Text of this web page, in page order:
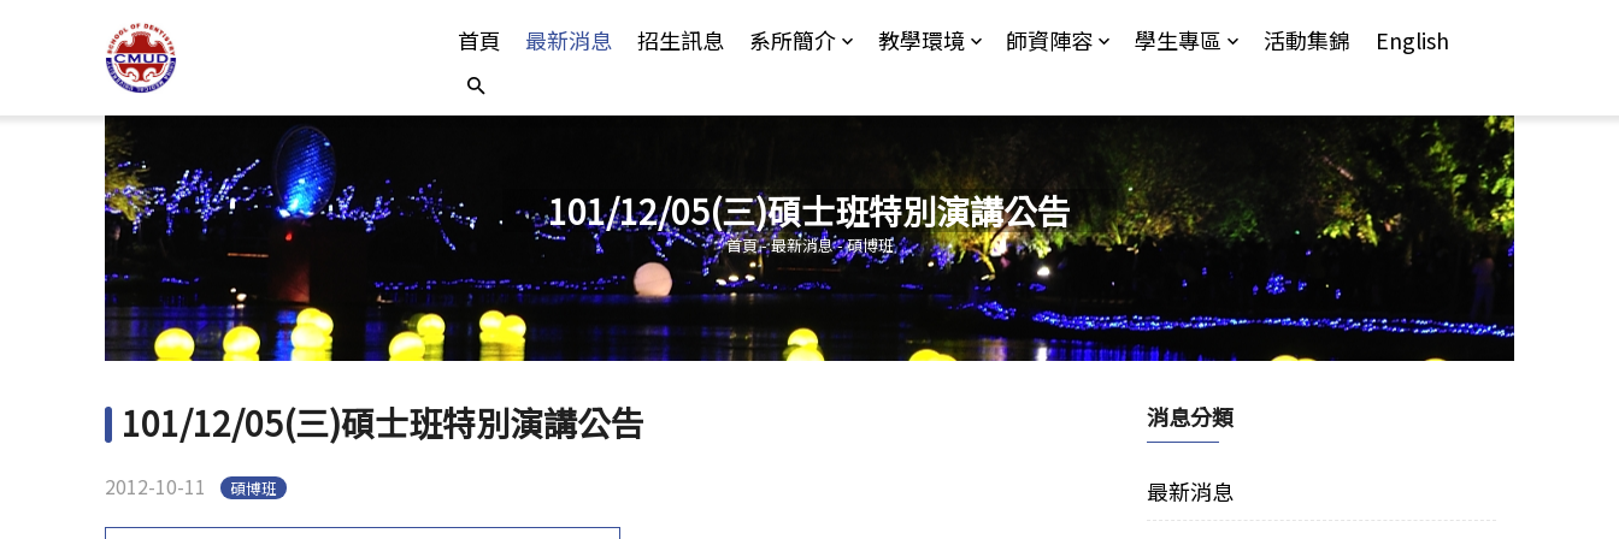
首頁 最新消息 招生訊息 系所簡介 教學環境 師資陣容 學生專區 活動集錦 English
101/12/05(三)碩士班特別演講公告
您在這裡
首頁-最新消息-碩博班
101/12/05(三)碩士班特別演講公告
2012-10-11 碩博班
消息分類
最新消息